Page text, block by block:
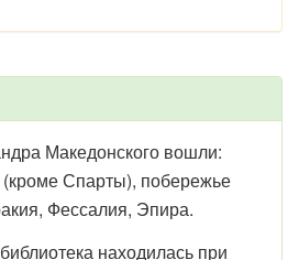
Македонского вошли:
Спарты), побережье
Фессалия, Эпира.
находилась при